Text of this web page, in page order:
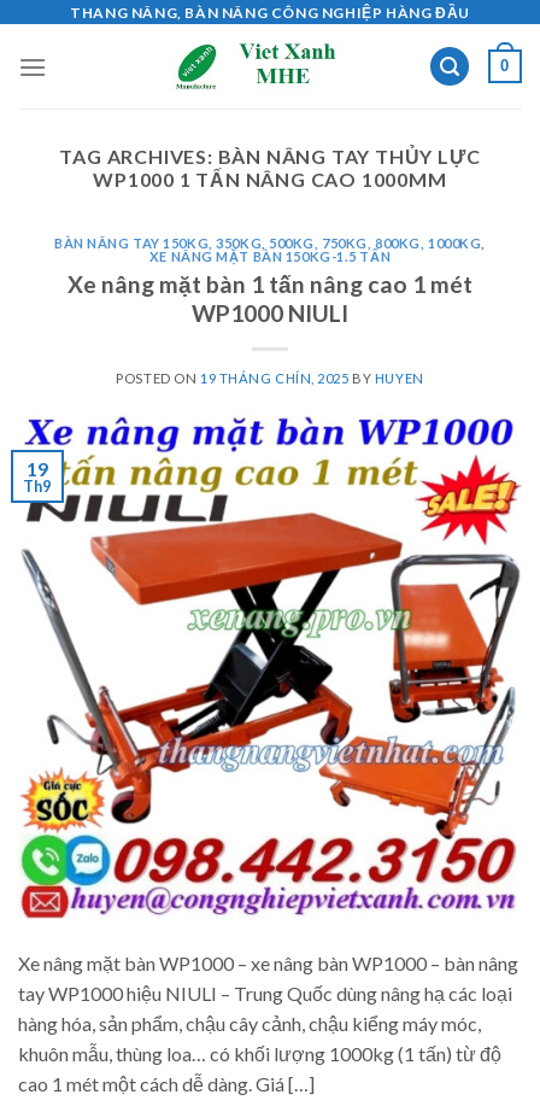
content
THANG NÂNG, BÀN NÂNG CÔNG NGHIỆP HÀNG ĐẦU
0
TAG ARCHIVES: BÀN NÂNG TAY THỦY LỰC
WP1000 1 TẤN NÂNG CAO 1000MM
BÀN NÂNG TAY 150KG, 350KG, 500KG, 750KG, 800KG, 1000KG
XE NÂNG MẶT BÀN 150KG-1.5 TẤN
Xe nâng mặt bàn 1 tấn nâng cao 1 mét
WP1000 NIULI
POSTED ON 19 THÁNG CHÍN, 2025 BY HUYEN
19
Th9
Xe nâng mặt bàn WP1000 – xe nâng bàn WP1000 – bàn nâng
tay WP1000 hiệu NIULI – Trung Quốc dùng nâng hạ các loại
hàng hóa, sản phẩm, chậu cây cảnh, chậu kiểng máy móc,
khuôn mẫu, thùng loa… có khối lượng 1000kg (1 tấn) từ độ
cao 1 mét một cách dễ dàng. Giá […]